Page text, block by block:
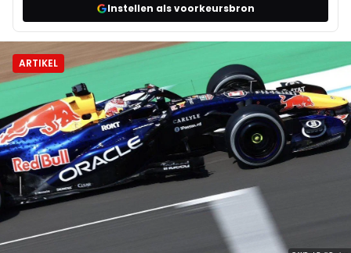
Instellen als voorkeursbron
ARTIKEL